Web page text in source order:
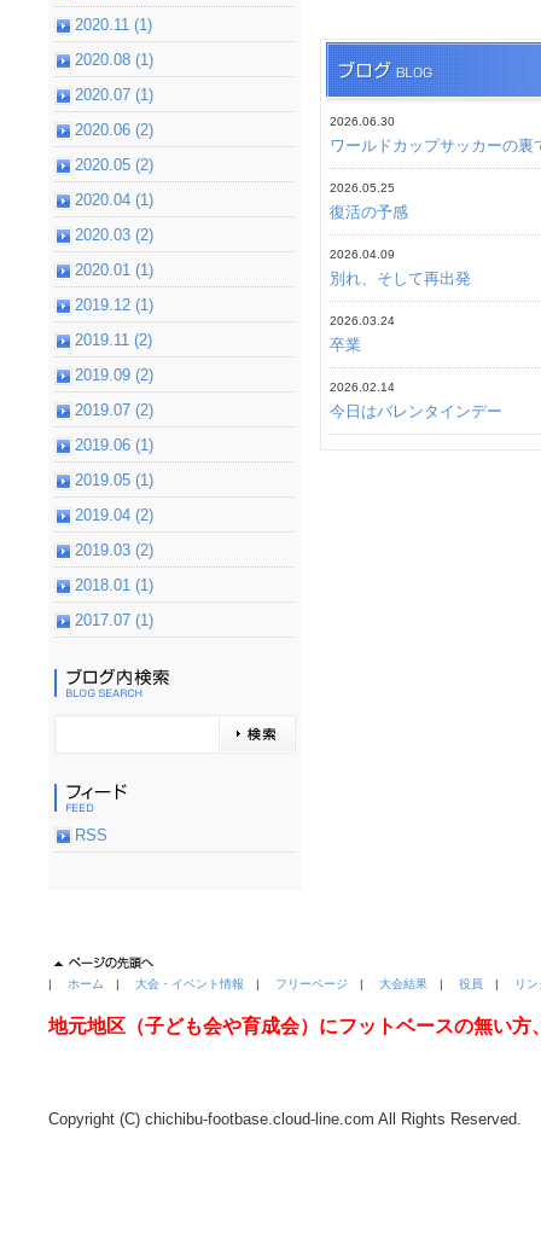
2026.06.30
ワールドカップサッカーの裏
2026.05.25
復活の予感
2026.04.09
別れ、そして再出発
2026.03.24
卒業
2026.02.14
今日はバレンタインデー
2020.11 (1)
2020.08 (1)
2020.07 (1)
2020.06 (2)
2020.05 (2)
2020.04 (1)
2020.03 (2)
2020.01 (1)
2019.12 (1)
2019.11 (2)
2019.09 (2)
2019.07 (2)
2019.06 (1)
2019.05 (1)
2019.04 (2)
2019.03 (2)
2018.01 (1)
2017.07 (1)
RSS
| ホーム | 大会・イベント情報 | フリーページ | 大会結果 | 役員 | リ
地元地区（子ども会や育成会）にフットベースの無い方
Copyright (C) chichibu-footbase.cloud-line.com All Rights Reserved.